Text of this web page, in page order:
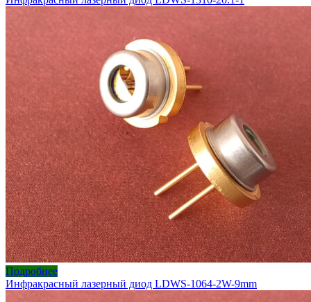
Подробнее
Инфракрасный лазерный диод LDWS-1064-2W-9mm